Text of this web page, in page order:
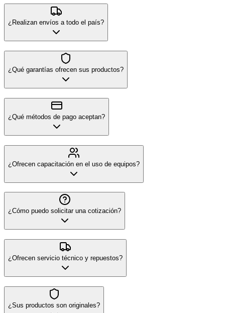
¿Realizan envíos a todo el país?
¿Qué garantías ofrecen sus productos?
¿Qué métodos de pago aceptan?
¿Ofrecen capacitación en el uso de equipos?
¿Cómo puedo solicitar una cotización?
¿Ofrecen servicio técnico y repuestos?
¿Sus productos son originales?